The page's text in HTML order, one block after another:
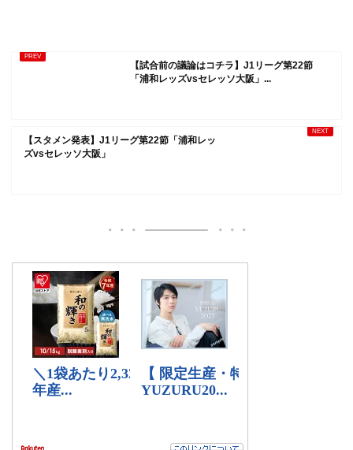
【試合前の議論はコチラ】J1リーグ第22節
「浦和レッズvsセレッソ大阪」...
【スタメン発表】J1リーグ第22節「浦和レッ
ズvsセレッソ大阪」